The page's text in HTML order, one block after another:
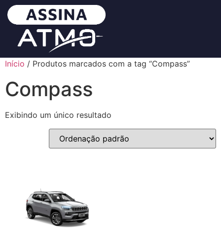
Início / Produtos marcados com a tag “Compass”
Compass
Exibindo um único resultado